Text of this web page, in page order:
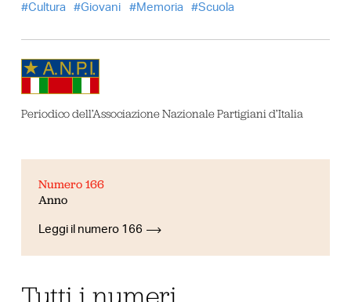
Cultura
Giovani Memoria Scuola
Periodico dell’Associazione Nazionale Partigiani d’Italia
Numero 166
Anno
Leggi il numero 166
Tutti i numeri